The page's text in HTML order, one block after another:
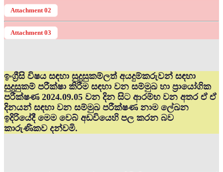
Attachment 02
Attachment 03
ඉංග්‍රීසි විෂය සඳහා සුදුසුකම්ලත් අයදුම්කරුවන් සඳහා
සුදුසුකම් පරීක්ෂා කිරීම සඳහා වන සම්මුඛ හා ප්‍රායෝගික
පරීක්ෂණ 2024.09.05 වන දින සිට ආරම්භ වන අතර ඒ ඒ
දිනයන් සඳහා වන සම්මුඛ පරීක්ෂණ නාම ලේඛන
ඉදිරියේදී මෙම වෙබ් අඩවියෙහි පල කරන බව
කාරුණිකව දන්වමි.